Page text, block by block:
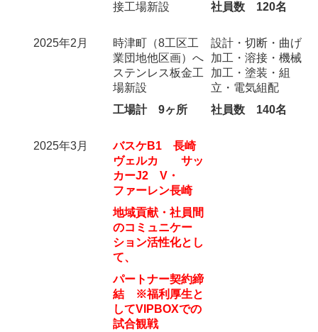
接工場新設 社員数 120名
2025年2月
時津町（8工区工
業団地他区画）へ
ステンレス板金工
場新設
工場計 9ヶ所
設計・切断・曲げ
加工・溶接・機械
加工・塗装・組
立・電気組配
社員数 140名
2025年3月
バスケB1 長崎
ヴェルカ サッ
カーJ2 V・
ファーレン長崎
地域貢献・社員間
のコミュニケー
ション活性化とし
て、
パートナー契約締
結 ※福利厚生と
してVIPBOXでの
試合観戦